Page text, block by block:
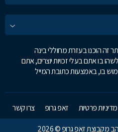
זה הוכנו בעזרת מחוללי בינה
בו אתם בעלי זכויות יוצרים, אתם
בו, באמצעות כתובת המייל
מדיניות פרטיות זאפ גרופ
צרו קשר
מקבוצת זאפ גרופ © 2026